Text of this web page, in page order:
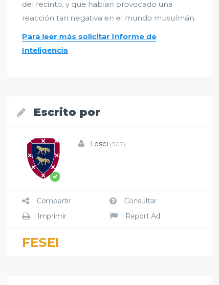
del recinto, y que habían provocado una
reacción tan negativa en el mundo musulmán.
Para leer más solicitar Informe de
Inteligencia
Escrito por
Fesei (307)
Compartir
Consultar
Imprimir
Report Ad
FESEI